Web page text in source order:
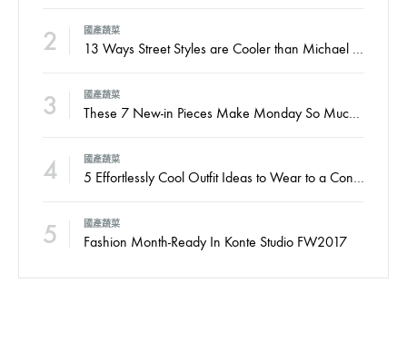
2 國產蔬菜
3 國產蔬菜
4 國產蔬菜
5 國產蔬菜
Fashion Month-Ready In Konte Studio FW2017